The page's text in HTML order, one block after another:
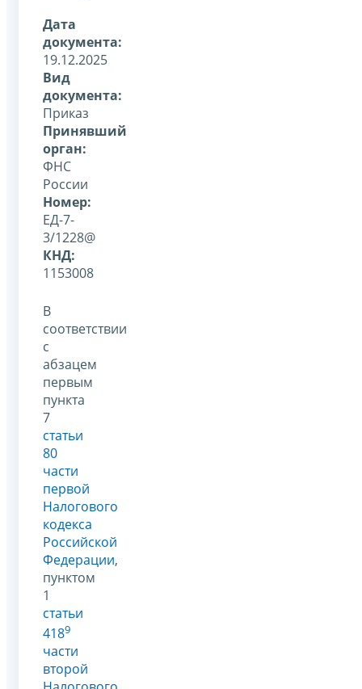
Дата
документа:
19.12.2025
Вид
документа:
Приказ
Принявший
орган:
ФНС
России
Номер:
ЕД-7-
3/1228@
КНД:
1153008
В
соответствии
с
абзацем
первым
пункта
7
статьи
80
части
первой
Налогового
кодекса
Российской
Федерации,
пунктом
1
статьи
4189
части
второй